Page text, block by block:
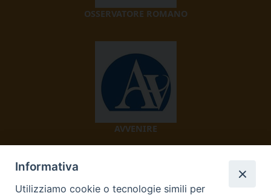
OSSERVATORE ROMANO
AVVENIRE
Informativa
Utilizziamo cookie o tecnologie simili per